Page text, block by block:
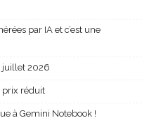
par IA et c’est une
juillet 2026
prix réduit
à Gemini Notebook !